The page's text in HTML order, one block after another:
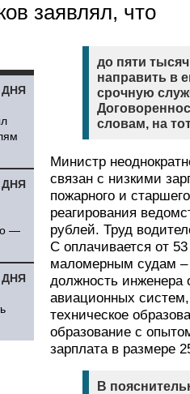
заявлял, что
—
до пяти
направить в
срочную
словам, на
Министр
связан с низкими
пожарного и
реагирования
рублей. Труд
C оплачивается от
маломерным судам –
должность инженера
авиационных
техническое
образование с
зарплата в размере
В